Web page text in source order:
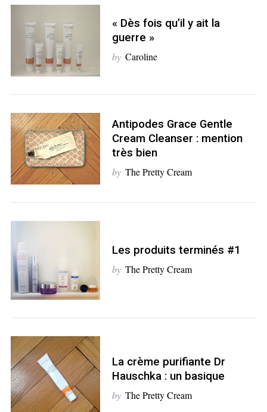
« Dès fois qu’il y ait la
guerre »
by Caroline
Antipodes Grace Gentle
Cream Cleanser : mention
très bien
by The Pretty Cream
Les produits terminés #1
by The Pretty Cream
La crème purifiante Dr
Hauschka : un basique
by The Pretty Cream
S
a
r
c
h
f
r